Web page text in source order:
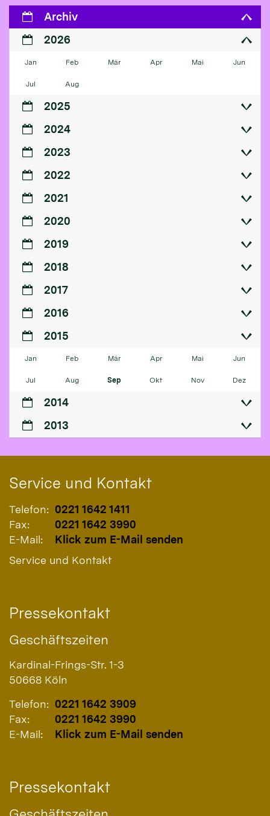
Archiv
2026
Jan Feb Mär Apr Mai Jun
Jul Aug
2025
2024
2023
2022
2021
2020
2019
2018
2017
2016
2015
Jan Feb Mär Apr Mai Jun
Jul Aug Sep Okt Nov Dez
2014
2013
Service und Kontakt
Telefon: 0221 1642 1411
Fax:
0221 1642 3990
E-Mail:
Klick zum E-Mail senden
Service und Kontakt
Pressekontakt
Geschäftszeiten
Kardinal-Frings-Str. 1-3
50668 Köln
Telefon: 0221 1642 3909
Fax:
0221 1642 3990
E-Mail:
Klick zum E-Mail senden
Pressekontakt